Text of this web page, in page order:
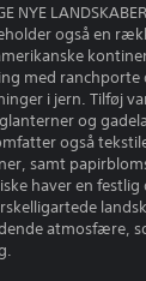
NYE LANDSKABER
også en
med ranchporte
i jern. Tilføj
og
også
samt
haver en
atmosfære,